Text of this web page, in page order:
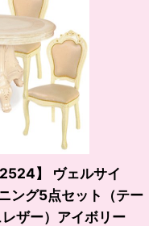
】 ヴェルサイ
グ5点セット（テー
ザー）アイボリー